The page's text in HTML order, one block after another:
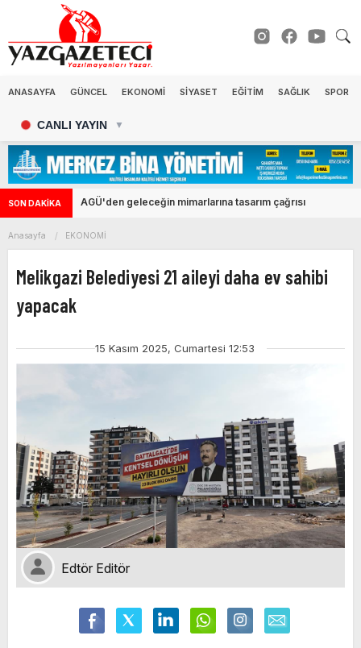
ANASAYFA GÜNCEL EKONOMİ SİYASET EĞİTİM SAĞLIK SPOR
CANLI YAYIN ▼
SON DAKİKA AGÜ'den geleceğin mimarlarına tasarım çağrısı
Anasayfa EKONOMİ
Melikgazi Belediyesi 21 aileyi daha ev sahibi
yapacak
15 Kasım 2025, Cumartesi 12:53
Edtör Editör